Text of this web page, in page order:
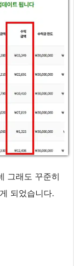
그래도 꾸준히
되었습니다.